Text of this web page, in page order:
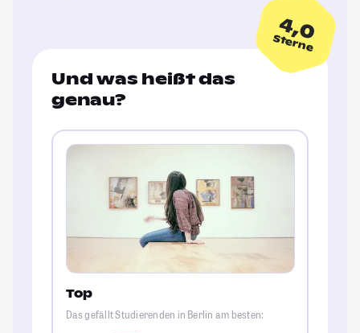
4,0
Sterne
Und was heißt das
genau?
Top
Das gefällt Studierenden in Berlin am besten: